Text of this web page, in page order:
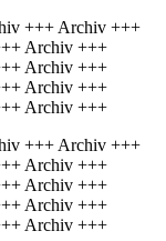
+++ Archiv +++
Archiv +++
Archiv +++
Archiv +++
Archiv +++
+++ Archiv +++
Archiv +++
Archiv +++
Archiv +++
Archiv +++